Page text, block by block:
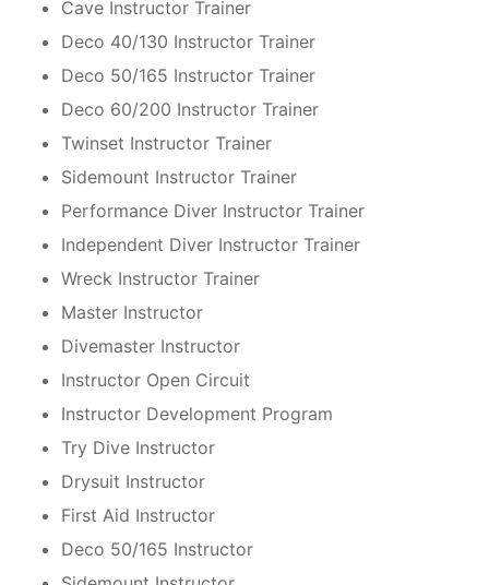
Cave Instructor Trainer
Deco 40/130 Instructor Trainer
Deco 50/165 Instructor Trainer
Deco 60/200 Instructor Trainer
Twinset Instructor Trainer
Sidemount Instructor Trainer
Performance Diver Instructor Trainer
Independent Diver Instructor Trainer
Wreck Instructor Trainer
Master Instructor
Divemaster Instructor
Instructor Open Circuit
Instructor Development Program
Try Dive Instructor
Drysuit Instructor
First Aid Instructor
Deco 50/165 Instructor